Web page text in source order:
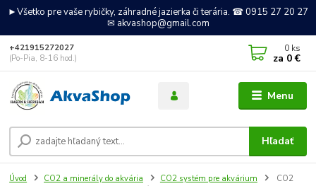
►Všetko pre vaše rybičky, záhradné jazierka či terária. ☎ 0915 27 20 27
✉ akvashop@gmail.com
Menu
Hľadať
+421915272027
(Po-Pia, 8-16 hod.)
0 ks
za 0 €
Úvod CO2 a minerály do akvária CO2 systém pre akvárium
CO2